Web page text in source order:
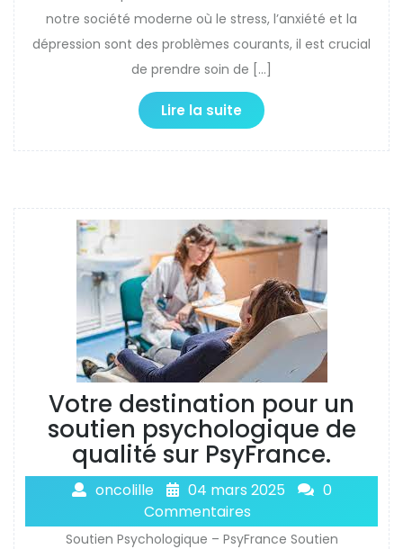
notre société moderne où le stress, l’anxiété et la
dépression sont des problèmes courants, il est crucial
de prendre soin de […]
Lire la suite
Votre destination pour un
soutien psychologique de
qualité sur PsyFrance.
oncolille 04 mars 2025
0
Commentaires
Soutien Psychologique – PsyFrance Soutien